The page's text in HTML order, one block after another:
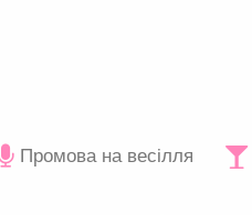
Промова на весілля